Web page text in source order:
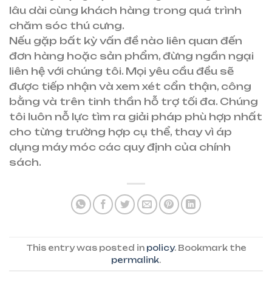
lâu dài cùng khách hàng trong quá trình
chăm sóc thú cưng.
Nếu gặp bất kỳ vấn đề nào liên quan đến
đơn hàng hoặc sản phẩm, đừng ngần ngại
liên hệ với chúng tôi. Mọi yêu cầu đều sẽ
được tiếp nhận và xem xét cẩn thận, công
bằng và trên tinh thần hỗ trợ tối đa. Chúng
tôi luôn nỗ lực tìm ra giải pháp phù hợp nhất
cho từng trường hợp cụ thể, thay vì áp
dụng máy móc các quy định của chính
sách.
This entry was posted in policy. Bookmark the
permalink.